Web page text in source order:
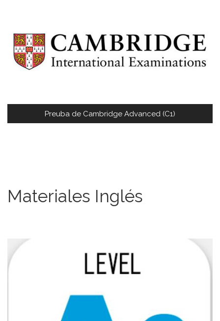
Preuba de Cambridge Advanced (C1)
Materiales Inglés